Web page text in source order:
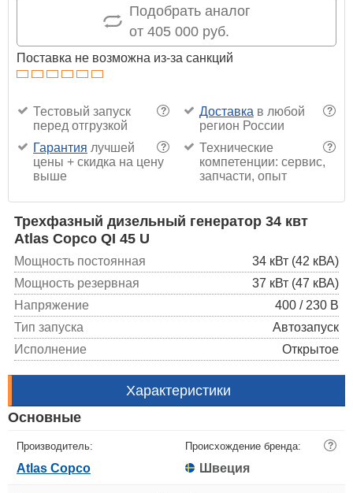
Подобрать аналог
от 405 000 руб.
Поставка не возможна из-за санкций
?
Тестовый запуск
перед отгрузкой
?
Доставка в любой
регион России
?
Гарантия лучшей
цены + скидка на цену
выше
?
Технические
компетенции: сервис,
запчасти, опыт
Трехфазный дизельный генератор 34 квт
Atlas Copco QI 45 U
Мощность постоянная
34 кВт (42 кВА)
Мощность резервная
37 кВт (47 кВА)
Напряжение
400 / 230 В
Тип запуска
Автозапуск
Исполнение
Открытое
Характеристики
Основные
Производитель:
Atlas Copco
Происхождение бренда: ?
Швеция